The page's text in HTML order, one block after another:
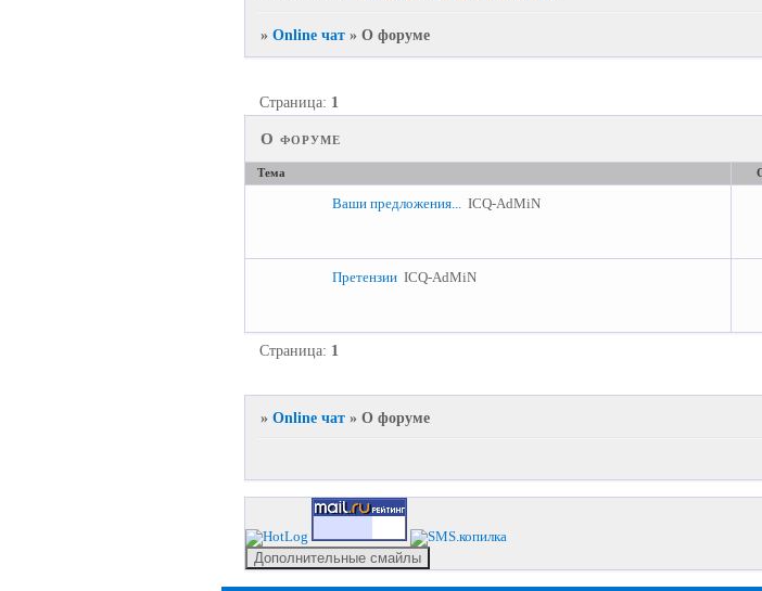
» Online чат » О форуме
О форуме
Страница: 1
Тема
Ваши предложения... ICQ-AdMiN
Претензии ICQ-AdMiN
Страница: 1
» Online чат » О форуме